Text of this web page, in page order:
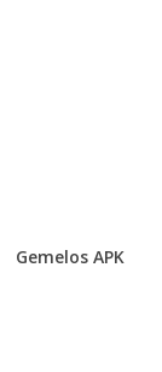
Gemelos APK